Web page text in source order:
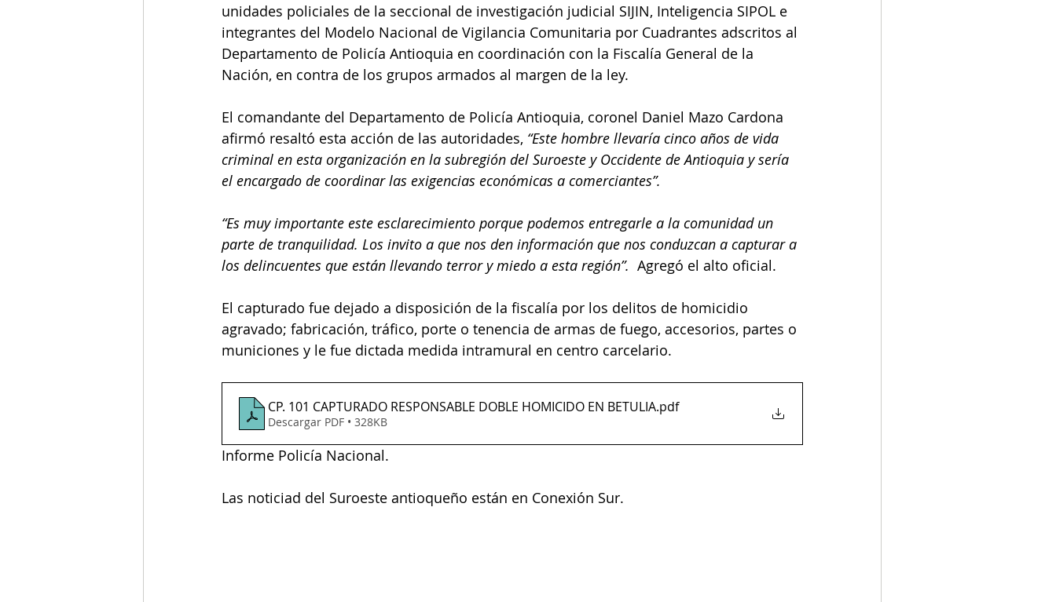
unidades policiales de la seccional de investigación judicial SIJIN, Inteligencia SIPOL e
integrantes del Modelo Nacional de Vigilancia Comunitaria por Cuadrantes adscritos al
Departamento de Policía Antioquia en coordinación con la Fiscalía General de la
Nación, en contra de los grupos armados al margen de la ley.
El comandante del Departamento de Policía Antioquia, coronel Daniel Mazo Cardona
afirmó resaltó esta acción de las autoridades, “Este hombre llevaría cinco años de vida
criminal en esta organización en la subregión del Suroeste y Occidente de Antioquia y sería
el encargado de coordinar las exigencias económicas a comerciantes”.
“Es muy importante este esclarecimiento porque podemos entregarle a la comunidad un
parte de tranquilidad. Los invito a que nos den información que nos conduzcan a capturar a
los delincuentes que están llevando terror y miedo a esta región”. Agregó el alto oficial.
El capturado fue dejado a disposición de la fiscalía por los delitos de homicidio
agravado; fabricación, tráfico, porte o tenencia de armas de fuego, accesorios, partes o
municiones y le fue dictada medida intramural en centro carcelario.
CP. 101 CAPTURADO RESPONSABLE DOBLE HOMICIDO EN BETULIA.pdf
Descargar PDF • 328KB
Informe Policía Nacional.
Las noticiad del Suroeste antioqueño están en Conexión Sur.